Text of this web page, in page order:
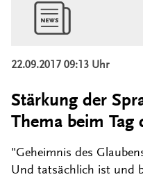
22.09.2017 09:13 Uhr
Stärkung der
Thema beim Tag
"Geheimnis des
Und tatsächlich ist und